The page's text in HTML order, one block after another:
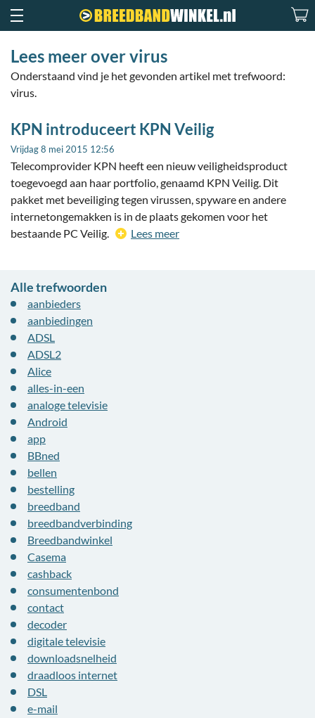
Lees meer over virus
Onderstaand vind je het gevonden artikel met trefwoord:
virus.
KPN introduceert KPN Veilig
Vrijdag 8 mei 2015 12:56
Telecomprovider KPN heeft een nieuw veiligheidsproduct
toegevoegd aan haar portfolio, genaamd KPN Veilig. Dit
pakket met beveiliging tegen virussen, spyware en andere
internetongemakken is in de plaats gekomen voor het
bestaande PC Veilig.
Lees meer
Alle trefwoorden
aanbieders
aanbiedingen
ADSL
ADSL2
Alice
alles-in-een
analoge televisie
Android
app
BBned
bellen
bestelling
breedband
breedbandverbinding
Breedbandwinkel
Casema
cashback
consumentenbond
contact
decoder
digitale televisie
downloadsnelheid
draadloos internet
DSL
e-mail